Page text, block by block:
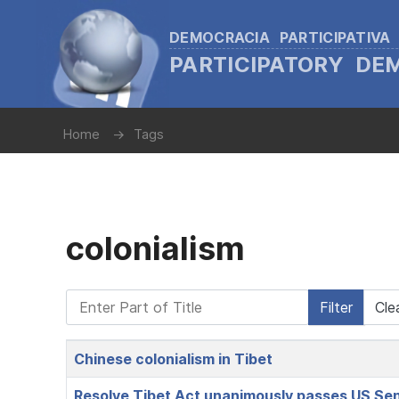
DEMOCRACIA PARTICIPATIVA
PARTICIPATORY
Home Tags
colonialism
Enter Part of Title Filter
Title
Chinese colonialism in Tibet
Resolve Tibet Act unanimously passes US